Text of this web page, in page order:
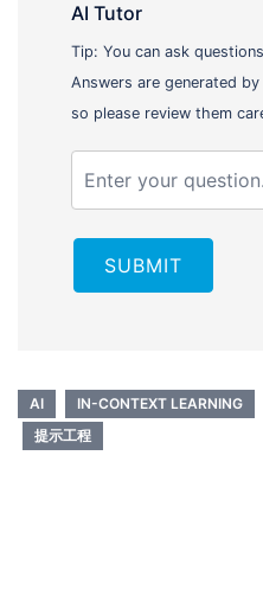
AI Tutor
Tip: You can ask
Answers are generated
so please review them
SUBMIT
AI IN-CONTEXT LEARNING
提示工程